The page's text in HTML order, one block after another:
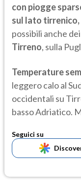
con piogge
sul lato tirrenico,
possibili anche dei
Tirreno, sulla
Temperature
leggero calo al
occidentali su
basso Adriatico.
Seguici su